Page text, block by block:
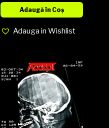
Adaugă în Coș
Adauga in Wishlist